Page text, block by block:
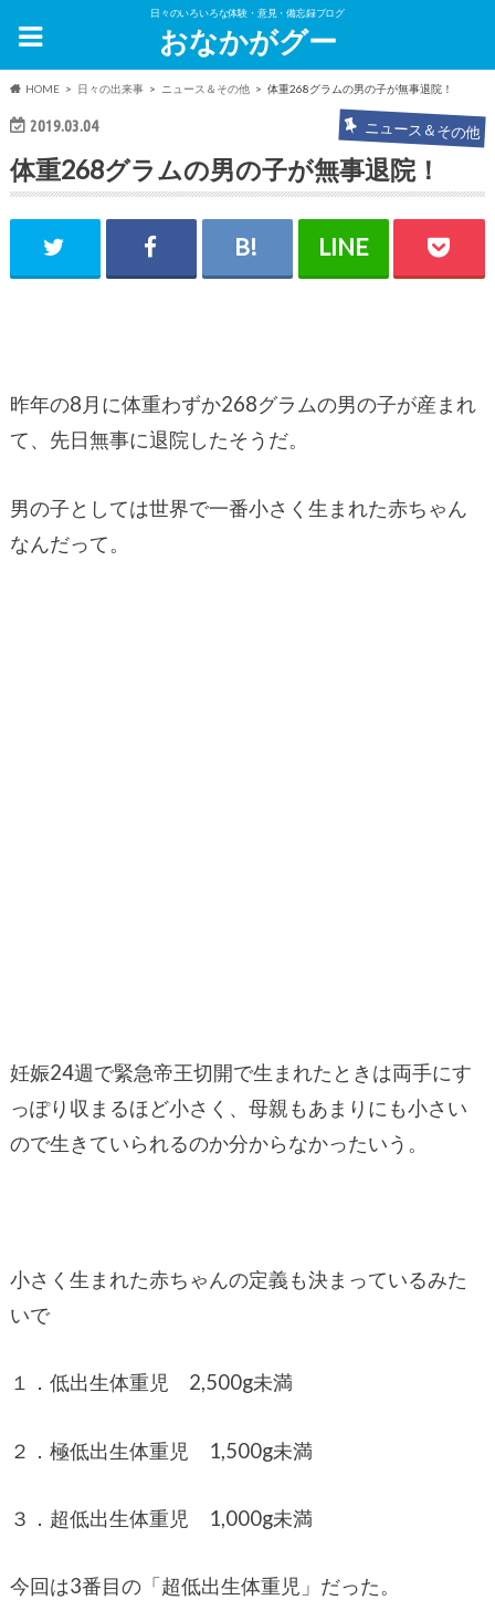
日々のいろいろな体験・意見・備忘録ブログ
おなかがグー
HOME 日々の出来事 ニュース＆その他 体重268グラムの男の子が無事退院！
2019.03.04 ニュース＆その他
体重268グラムの男の子が無事退院！
昨年の8月に体重わずか268グラムの男の子が産まれ
て、先日無事に退院したそうだ。
男の子としては世界で一番小さく生まれた赤ちゃん
なんだって。
妊娠24週で緊急帝王切開で生まれたときは両手にす
っぽり収まるほど小さく、母親もあまりにも小さい
ので生きていられるのか分からなかったいう。
小さく生まれた赤ちゃんの定義も決まっているみた
いで
１．低出生体重児 2,500g未満
２．極低出生体重児 1,500g未満
３．超低出生体重児 1,000g未満
今回は3番目の「超低出生体重児」だった。